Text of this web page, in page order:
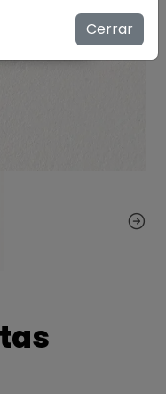
Cerrar